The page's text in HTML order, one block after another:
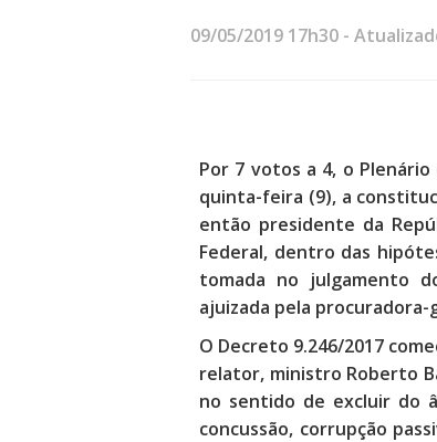
09/05/2019 17h30 -
Por 7 votos a 4, o
quinta-feira (9), a
então presidente da
Federal, dentro das
tomada no julgamento
ajuizada pela procuradora-
O Decreto 9.246/2017
relator, ministro Roberto
no sentido de excluir do
concussão, corrupção